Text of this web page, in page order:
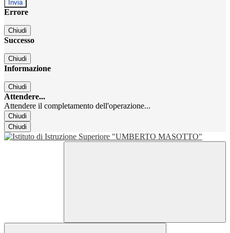
Errore
Chiudi
Successo
Chiudi
Informazione
Chiudi
Attendere...
Attendere il completamento dell'operazione...
Chiudi
Chiudi